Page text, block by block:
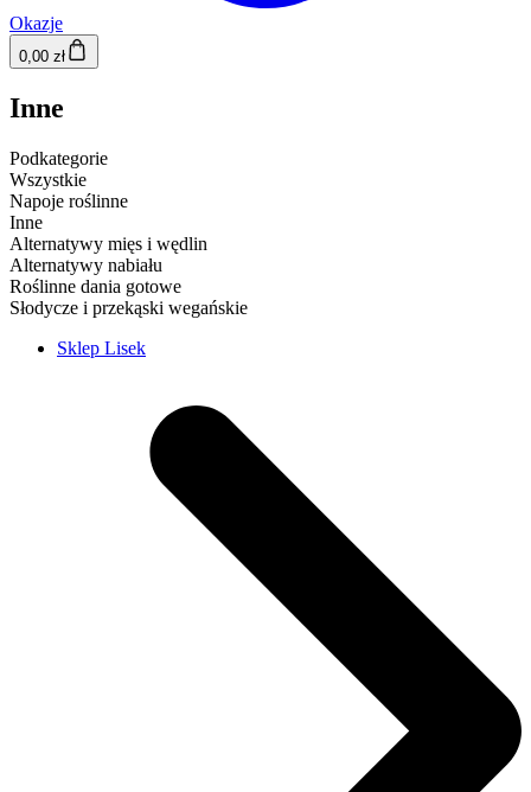
Okazje
0,00 zł
Inne
Podkategorie
Wszystkie
Napoje roślinne
Inne
Alternatywy mięs i wędlin
Alternatywy nabiału
Roślinne dania gotowe
Słodycze i przekąski wegańskie
Sklep Lisek